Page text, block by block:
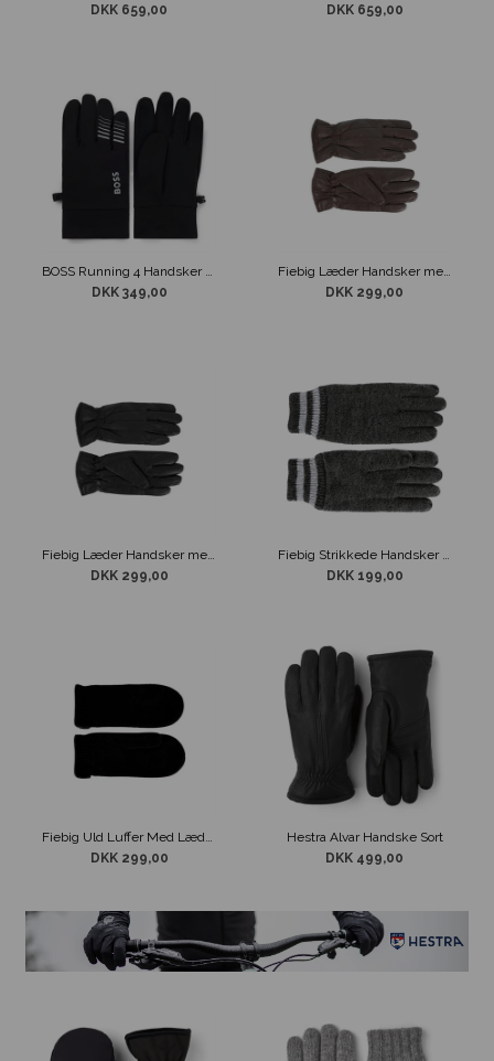
DKK 659,00
DKK 659,00
BOSS Running 4 Handsker Sort
DKK 349,00
Fiebig Læder Handsker med Foer Brun
DKK 299,00
DKK 299,00
DKK 199,00
Fiebig Uld Luffer Med Læder Kant
DKK 299,00
Hestra Alvar Handske Sort
DKK 499,00